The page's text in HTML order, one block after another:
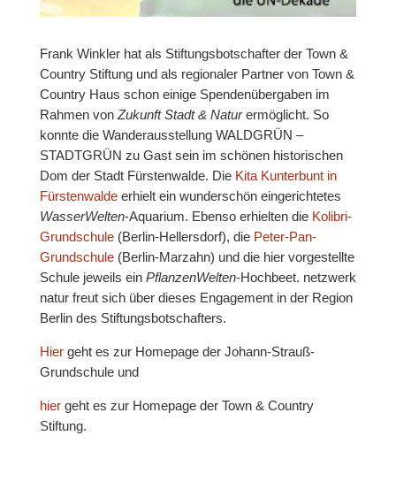
Frank Winkler hat als Stiftungsbotschafter der Town &
Country Stiftung und als regionaler Partner von Town &
Country Haus schon einige Spendenübergaben im
Rahmen von Zukunft Stadt & Naturermöglicht. So
konnte die Wanderausstellung WALDGRÜN –
STADTGRÜN zu Gast sein im schönen historischen
Dom der Stadt Fürstenwalde. Die Kita Kunterbunt in
Fürstenwaldeerhielt ein wunderschön eingerichtetes
WasserWelten-Aquarium. Ebenso erhielten die Kolibri-
Grundschule(Berlin-Hellersdorf), die Peter-Pan-
Grundschule(Berlin-Marzahn) und die hier vorgestellte
Schule jeweils ein PflanzenWelten-Hochbeet. netzwerk
natur freut sich über dieses Engagement in der Region
Berlin des Stiftungsbotschafters.
Hier geht es zur Homepage der Johann-Strauß-
Grundschule und
hier geht es zur Homepage der Town & Country
Stiftung.